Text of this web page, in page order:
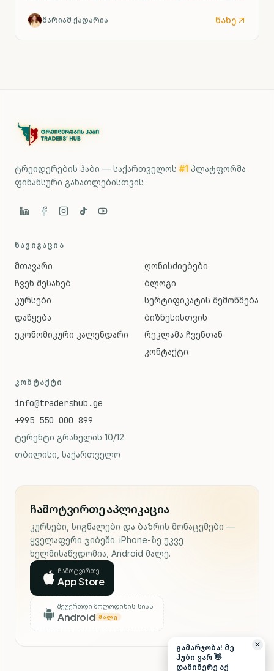
მარიამ ქადარია ნახე
ტრეიდერების ჰაბი — საქართველოს #1 პლატფორმა
ფინანსური განათლებისთვის
ᲜᲐᲕᲘᲒᲐᲪᲘᲐ
მთავარი
ჩვენ შესახებ
კურსები
დაწყება
ეკონომიკური კალენდარი
ღონისძიებები
ბლოგი
სერტიფიკატის შემოწმება
ბიზნესისთვის
რეკლამა ჩვენთან
კონტაქტი
ᲙᲝᲜᲢᲐᲥᲢᲘ
info@tradershub.ge
+995 550 000 899
ტერენტი გრანელის 10/12
თბილისი, საქართველო
ჩამოტვირთე აპლიკაცია
კურსები, სიგნალები და ბაზრის მონაცემები —
ყველაფერი ჯიბეში. iPhone-ზე უკვე
ხელმისაწვდომია, Android მალე.
ჩამოტვირთე
App Store
შეუერთდი მოლოდინის სიას
Android ᲛᲐᲚᲔ
გამარჯობა! მე
ჰუბი ვარ 👋
დამიწერე აქ